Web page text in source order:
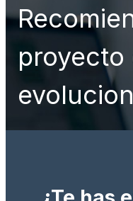
proyecto